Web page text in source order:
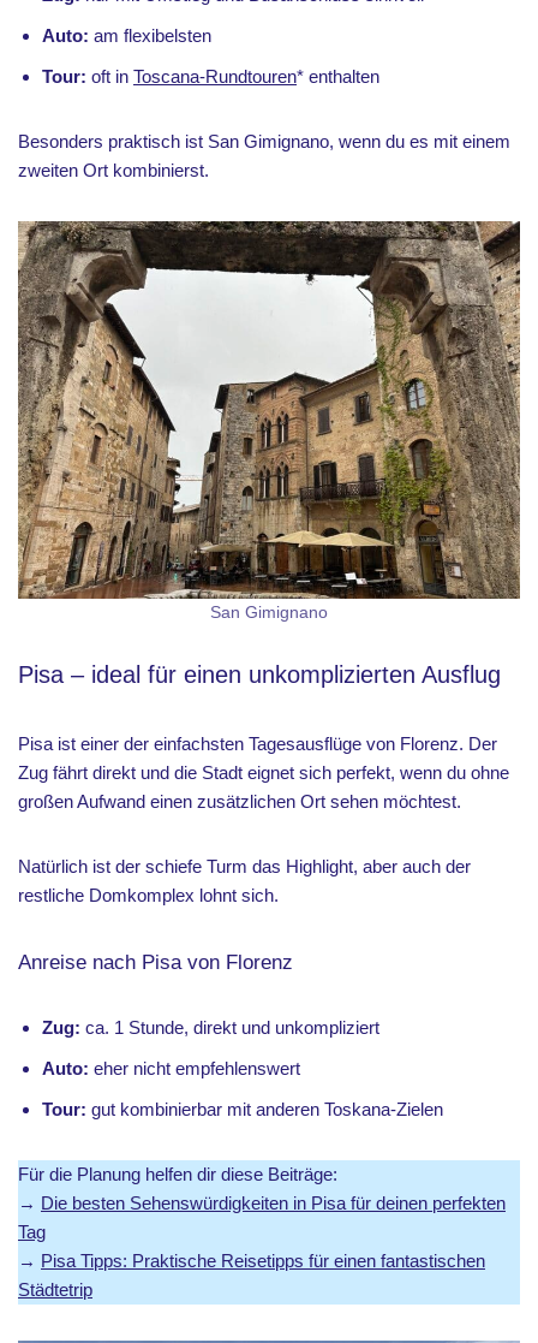
Auto: am flexibelsten
Tour: oft in Toscana-Rundtouren* enthalten
Besonders praktisch ist San Gimignano, wenn du es mit einem
zweiten Ort kombinierst.
San Gimignano
Pisa – ideal für einen unkomplizierten Ausflug
Pisa ist einer der einfachsten Tagesausflüge von Florenz. Der
Zug fährt direkt und die Stadt eignet sich perfekt, wenn du ohne
großen Aufwand einen zusätzlichen Ort sehen möchtest.
Natürlich ist der schiefe Turm das Highlight, aber auch der
restliche Domkomplex lohnt sich.
Anreise nach Pisa von Florenz
Zug: ca. 1 Stunde, direkt und unkompliziert
Auto: eher nicht empfehlenswert
Tour: gut kombinierbar mit anderen Toskana-Zielen
Für die Planung helfen dir diese Beiträge:
→ Die besten Sehenswürdigkeiten in Pisa für deinen perfekten
Tag
→ Pisa Tipps: Praktische Reisetipps für einen fantastischen
Städtetrip